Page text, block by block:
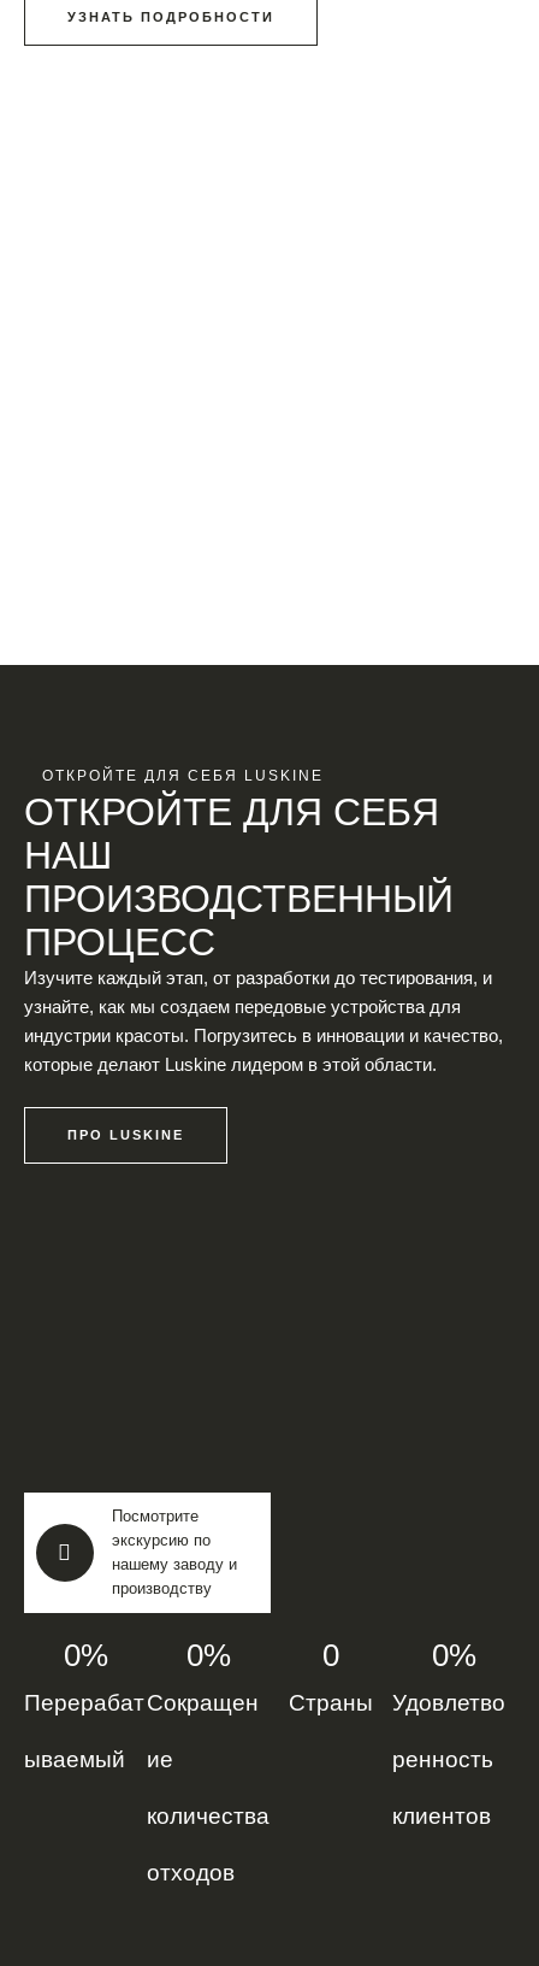
УЗНАТЬ ПОДРОБНОСТИ
ОТКРОЙТЕ ДЛЯ СЕБЯ LUSKINE
ОТКРОЙТЕ ДЛЯ СЕБЯ
НАШ
ПРОИЗВОДСТВЕННЫЙ
ПРОЦЕСС
Изучите каждый этап, от разработки до тестирования, и
узнайте, как мы создаем передовые устройства для
индустрии красоты. Погрузитесь в инновации и качество,
которые делают Luskine лидером в этой области.
ПРО LUSKINE
Посмотрите
экскурсию по
нашему заводу и
производству
Перерабат
ываемый
0%
Сокращен
ие
количества
отходов
0%
Страны
0
Удовлетво
ренность
клиентов
0%